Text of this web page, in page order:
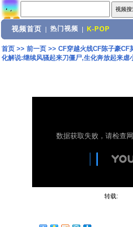
视频首页 热门视频 K-POP
首页>> 前一页>> CF穿越火线CF陈子豪CF
化解说:继续风骚起来刀僵尸,生化奔放起来虐
转载: